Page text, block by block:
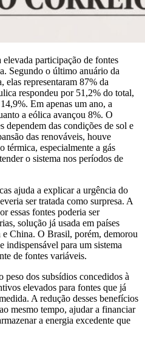
participação de fontes
Segundo o último anuário da
elas representaram 87% da
respondeu por 51,2% do total,
Em apenas um ano, a
a eólica avançou 8%. O
dependem das condições de sol e
das renováveis, houve
térmica, especialmente a gás
o sistema nos períodos de
ajuda a explicar a urgência do
ser tratada como surpresa. A
essas fontes poderia ser
solução já usada em países
China. O Brasil, porém, demorou
indispensável para um sistema
de fontes variáveis.
peso dos subsídios concedidos à
elevados para fontes que já
A redução desses benefícios
mesmo tempo, ajudar a financiar
a energia excedente que